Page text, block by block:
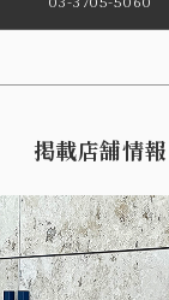
掲載店舗情報